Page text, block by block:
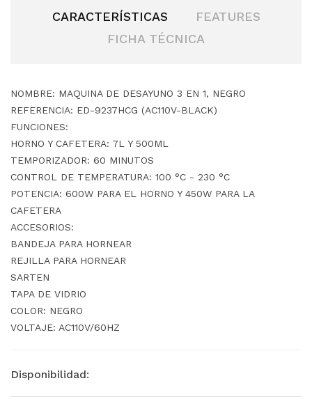
CARACTERÍSTICAS
FEATURES
FICHA TÉCNICA
NOMBRE: MAQUINA DE DESAYUNO 3 EN 1, NEGRO
REFERENCIA: ED-9237HCG (AC110V-BLACK)
FUNCIONES:
HORNO Y CAFETERA: 7L Y 500ML
TEMPORIZADOR: 60 MINUTOS
CONTROL DE TEMPERATURA: 100 °C - 230 °C
POTENCIA: 600W PARA EL HORNO Y 450W PARA LA
CAFETERA
ACCESORIOS:
BANDEJA PARA HORNEAR
REJILLA PARA HORNEAR
SARTEN
TAPA DE VIDRIO
COLOR: NEGRO
VOLTAJE: AC110V/60HZ
Disponibilidad: